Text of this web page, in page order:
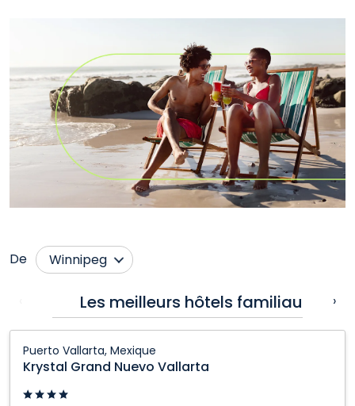
De
Winnipeg
Calgary
Cranbrook
Edmonton
Fort McMurray
Grande Prairie
Nanaimo
Ottawa
Les meilleurs hôtels familiaux ›
Puerto Vallarta, Mexique
Krystal Grand Nuevo Vallarta
Grand
Nuevo
Vallarta: